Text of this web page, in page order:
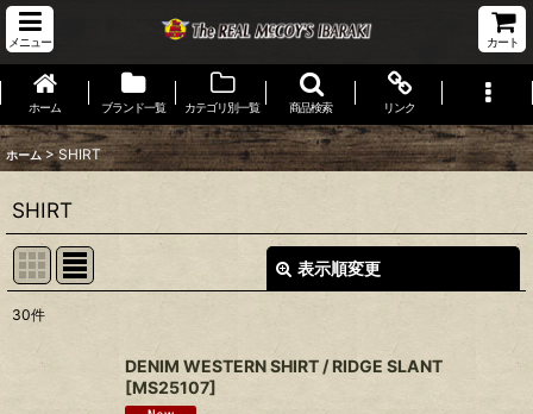
メニュー カート
ホーム ブランド一覧 カテゴリ別一覧 商品検索 リンク
ホーム > SHIRT
SHIRT
表示順変更
30件
DENIM WESTERN SHIRT / RIDGE SLANT
[MS25107]